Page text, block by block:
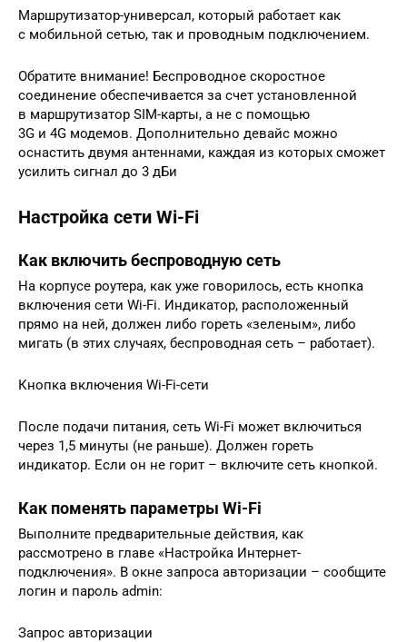
Маршрутизатор-универсал, который работает как
с мобильной сетью, так и проводным подключением.
Обратите внимание! Беспроводное скоростное
соединение обеспечивается за счет установленной
в маршрутизатор SIM-карты, а не с помощью
3G и 4G модемов. Дополнительно девайс можно
оснастить двумя антеннами, каждая из которых сможет
усилить сигнал до 3 дБи
Настройка сети Wi-Fi
Как включить беспроводную сеть
На корпусе роутера, как уже говорилось, есть кнопка
включения сети Wi-Fi. Индикатор, расположенный
прямо на ней, должен либо гореть «зеленым», либо
мигать (в этих случаях, беспроводная сеть – работает).
Кнопка включения Wi-Fi-сети
После подачи питания, сеть Wi-Fi может включиться
через 1,5 минуты (не раньше). Должен гореть
индикатор. Если он не горит – включите сеть кнопкой.
Как поменять параметры Wi-Fi
Выполните предварительные действия, как
рассмотрено в главе «Настройка Интернет-
подключения». В окне запроса авторизации – сообщите
логин и пароль admin:
Запрос авторизации